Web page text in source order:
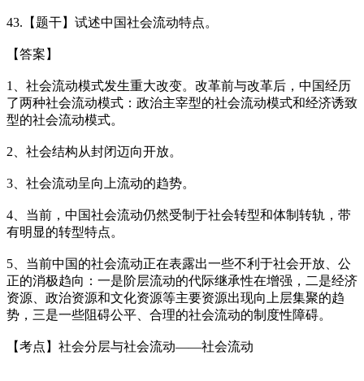
43.【题干】试述中国社会流动特点。
【答案】
1、社会流动模式发生重大改变。改革前与改革后，中国经历
了两种社会流动模式：政治主宰型的社会流动模式和经济诱致
型的社会流动模式。
2、社会结构从封闭迈向开放。
3、社会流动呈向上流动的趋势。
4、当前，中国社会流动仍然受制于社会转型和体制转轨，带
有明显的转型特点。
5、当前中国的社会流动正在表露出一些不利于社会开放、公
正的消极趋向：一是阶层流动的代际继承性在增强，二是经济
资源、政治资源和文化资源等主要资源出现向上层集聚的趋
势，三是一些阻碍公平、合理的社会流动的制度性障碍。
【考点】社会分层与社会流动——社会流动